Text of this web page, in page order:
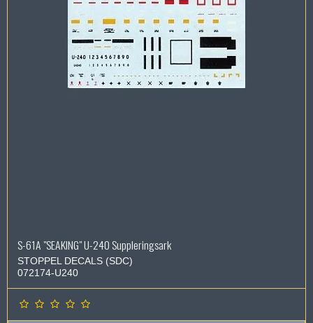
S-61A "SEAKING" U-240 Suppleringsark
STOPPEL DECALS (SDC)
072174-U240